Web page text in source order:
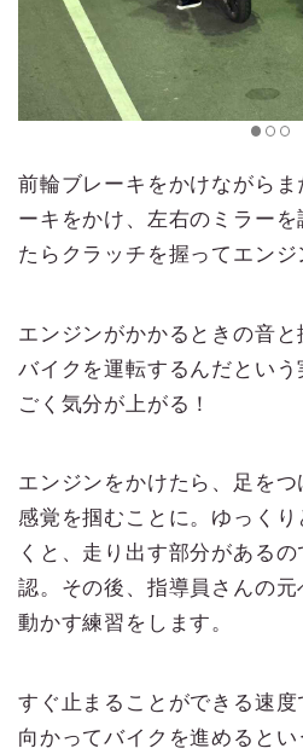
前輪ブレーキをかけながら
ーキをかけ、左右のミラー
たらクラッチを握ってエンジ
エンジンがかかるときの音
バイクを運転するんだとい
ごく気分が上がる！
エンジンをかけたら、足を
感覚を掴むことに。ゆっく
くと、走り出す部分がある
認。その後、指導員さんの
動かす練習をします。
すぐ止まることができる速
向かってバイクを進めると